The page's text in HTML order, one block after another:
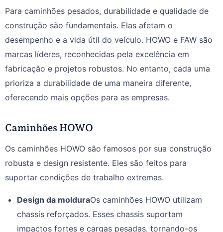
Para caminhões pesados, durabilidade e qualidade de
construção são fundamentais. Elas afetam o
desempenho e a vida útil do veículo. HOWO e FAW são
marcas líderes, reconhecidas pela excelência em
fabricação e projetos robustos. No entanto, cada uma
prioriza a durabilidade de uma maneira diferente,
oferecendo mais opções para as empresas.
Caminhões HOWO
Os caminhões HOWO são famosos por sua construção
robusta e design resistente. Eles são feitos para
suportar condições de trabalho extremas.
Design da molduraOs caminhões HOWO utilizam
chassis reforçados. Esses chassis suportam
impactos fortes e cargas pesadas, tornando-os